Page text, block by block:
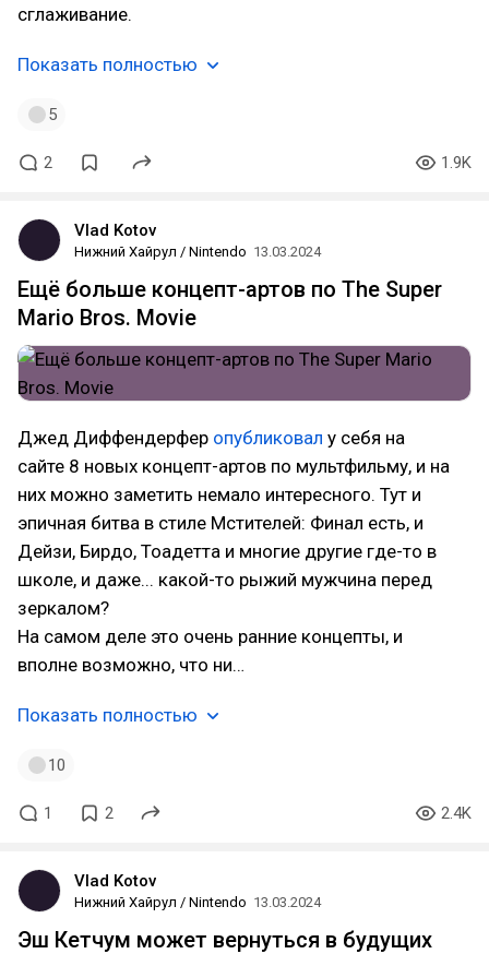
сглаживание.
Показать полностью
5
2 1.9K
Vlad Kotov
Нижний Хайрул / Nintendo 13.03.2024
Ещё больше концепт-артов по The Super
Mario Bros. Movie
Джед Диффендерфер опубликовал у себя на
сайте 8 новых концепт-артов по мультфильму, и на
них можно заметить немало интересного. Тут и
эпичная битва в стиле Мстителей: Финал есть, и
Дейзи, Бирдо, Тоадетта и многие другие где-то в
школе, и даже... какой-то рыжий мужчина перед
зеркалом?
На самом деле это очень ранние концепты, и
вполне возможно, что ни…
Показать полностью
10
1 2 2.4K
Vlad Kotov
Нижний Хайрул / Nintendo 13.03.2024
Эш Кетчум может вернуться в будущих